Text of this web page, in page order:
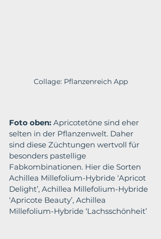
Collage: Pflanzenreich App
Foto oben: Apricotetöne sind eher
selten in der Pflanzenwelt. Daher
sind diese Züchtungen wertvoll für
besonders pastellige
Fabkombinationen. Hier die Sorten
Achillea Millefolium-Hybride ‘Apricot
Delight’, Achillea Millefolium-Hybride
‘Apricote Beauty’, Achillea
Millefolium-Hybride ‘Lachsschönheit’